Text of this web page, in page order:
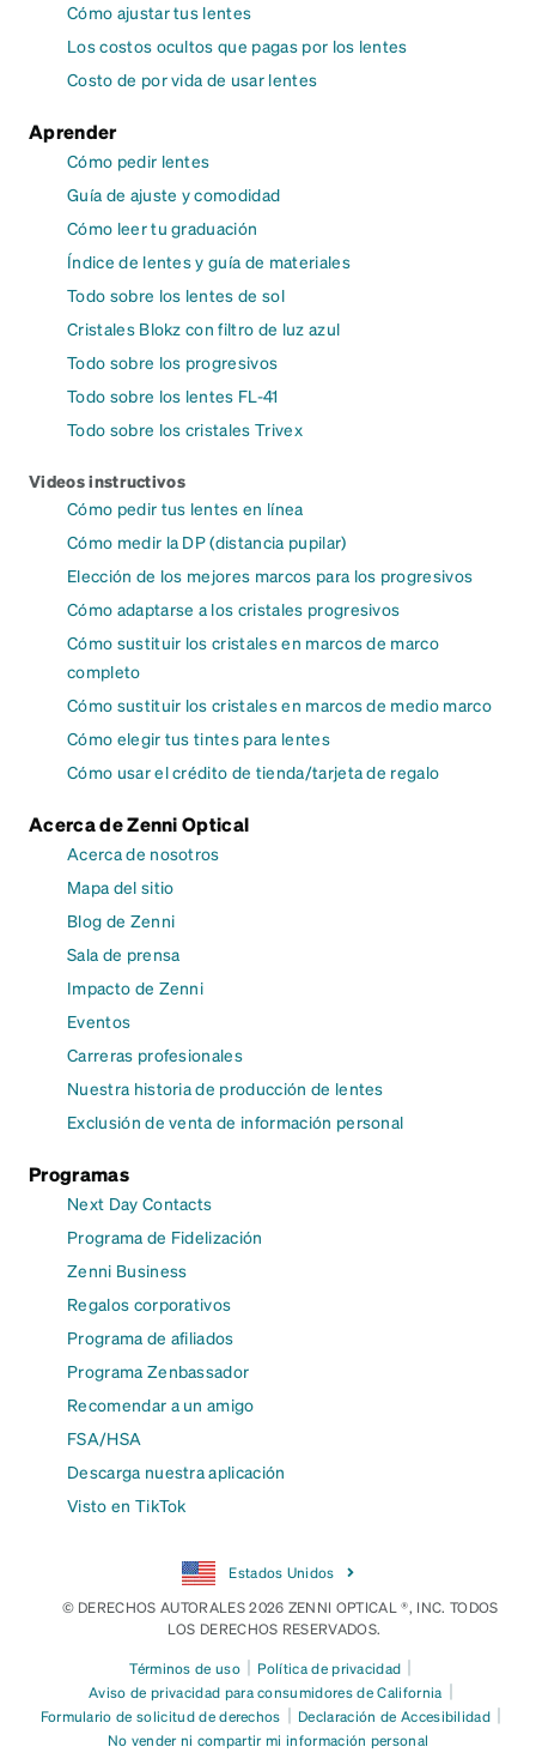
Cómo ajustar tus lentes
Los costos ocultos que pagas por los lentes
Costo de por vida de usar lentes
Aprender
Cómo pedir lentes
Guía de ajuste y comodidad
Cómo leer tu graduación
Índice de lentes y guía de materiales
Todo sobre los lentes de sol
Cristales Blokz con filtro de luz azul
Todo sobre los progresivos
Todo sobre los lentes FL-41
Todo sobre los cristales Trivex
Videos instructivos
Cómo pedir tus lentes en línea
Cómo medir la DP (distancia pupilar)
Elección de los mejores marcos para los progresivos
Cómo adaptarse a los cristales progresivos
Cómo sustituir los cristales en marcos de marco
completo
Cómo sustituir los cristales en marcos de medio marco
Cómo elegir tus tintes para lentes
Cómo usar el crédito de tienda/tarjeta de regalo
Acerca de Zenni Optical
Acerca de nosotros
Mapa del sitio
Blog de Zenni
Sala de prensa
Impacto de Zenni
Eventos
Carreras profesionales
Nuestra historia de producción de lentes
Exclusión de venta de información personal
Programas
Next Day Contacts
Programa de Fidelización
Zenni Business
Regalos corporativos
Programa de afiliados
Programa Zenbassador
Recomendar a un amigo
FSA/HSA
Descarga nuestra aplicación
Visto en TikTok
Estados Unidos
© DERECHOS AUTORALES 2026 ZENNI OPTICAL ®, INC. TODOS
LOS DERECHOS RESERVADOS.
Términos de uso | Política de privacidad |
Aviso de privacidad para consumidores de California |
Formulario de solicitud de derechos | Declaración de Accesibilidad |
No vender ni compartir mi información personal